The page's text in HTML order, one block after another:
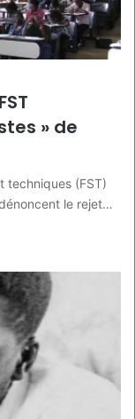
» de
techniques (FST)
le rejet…